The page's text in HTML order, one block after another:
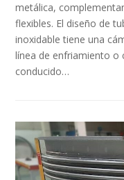
metálica,
flexibles. El diseño de
inoxidable tiene una
línea de enfriamiento o
conducido…